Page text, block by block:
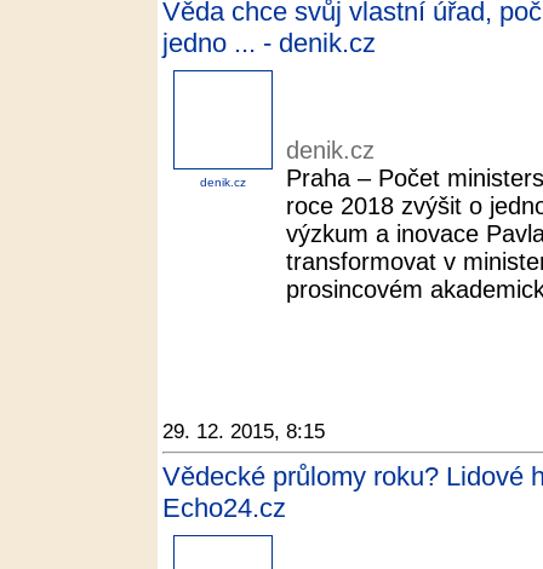
Věda chce svůj vlastní úřad,
jedno ... - denik.cz
denik.cz
denik.cz
Praha – Počet
roce 2018 zvýšit o
výzkum a inovace
transformovat v
prosincovém
29. 12. 2015, 8:15
Vědecké průlomy roku? Lidové
Echo24.cz